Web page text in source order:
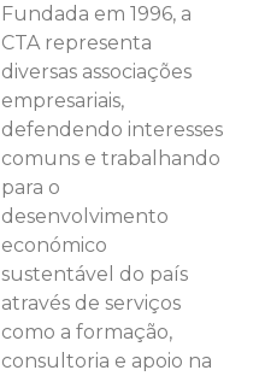
Fundada em 1996, a
CTA representa
diversas associações
empresariais,
defendendo interesses
comuns e trabalhando
para o
desenvolvimento
económico
sustentável do país
através de serviços
como a formação,
consultoria e apoio na